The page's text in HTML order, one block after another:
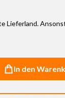
Lieferland.
In den